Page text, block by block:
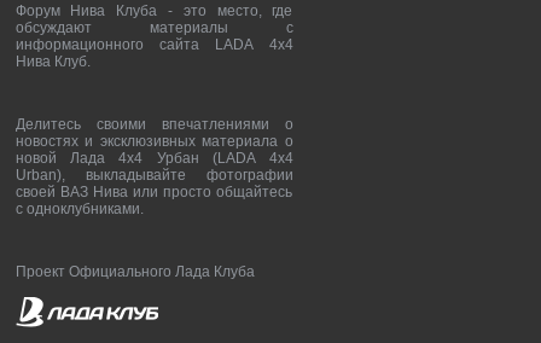
Форум Нива Клуба - это место, где
обсуждают материалы с
информационного сайта LADA 4x4
Нива Клуб.
Делитесь своими впечатлениями о
новостях и эксклюзивных материала о
новой Лада 4х4 Урбан (LADA 4x4
Urban), выкладывайте фотографии
своей ВАЗ Нива или просто общайтесь
с одноклубниками.
Проект Официального Лада Клуба